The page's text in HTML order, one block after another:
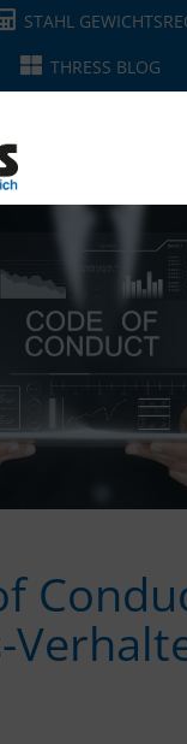
STAHL
THRESS BLOG